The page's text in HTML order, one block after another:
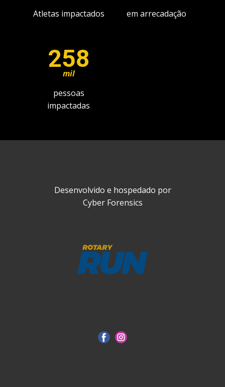
Atletas impactados
em arrecadação
259
mil
pessoas
impactadas
Desenvolvido e hospedado por
Cyber Forensics